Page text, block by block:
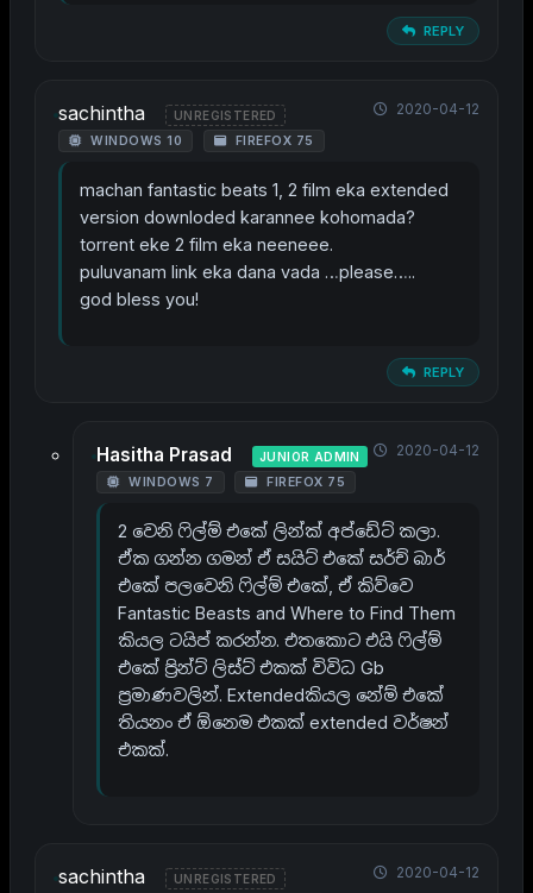
REPLY
sachintha UNREGISTERED
WINDOWS 10 FIREFOX 75
2020-04-12
machan fantastic beats 1, 2 film eka extended
version downloded karannee kohomada?
torrent eke 2 film eka neeneee.
puluvanam link eka dana vada …please…..
god bless you!
REPLY
Hasitha Prasad JUNIOR ADMIN
WINDOWS 7 FIREFOX 75
2020-04-12
2 වෙනි ෆිල්ම් එකේ ලින්ක් අප්ඩේට් කලා.
ඒක ගන්න ගමන් ඒ සයිට් එකේ සර්ච් බාර්
එකේ පලවෙනි ෆිල්ම් එකේ, ඒ කිව්වෙ
Fantastic Beasts and Where to Find Them
කියල ටයිප් කරන්න. එතකොට එයි ෆිල්ම්
එකේ ප්‍රින්ට් ලිස්ට් එකක් විවිධ Gb
ප්‍රමාණවලින්. Extendedකියල නේම් එකේ
තියනං ඒ ඕනෙම එකක් extended වර්ෂන්
එකක්.
sachintha UNREGISTERED 2020-04-12